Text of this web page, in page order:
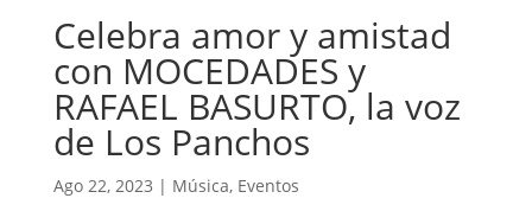
Celebra amor y amistad
con MOCEDADES y
RAFAEL BASURTO, la voz
de Los Panchos
Ago 22, 2023 | Música, Eventos